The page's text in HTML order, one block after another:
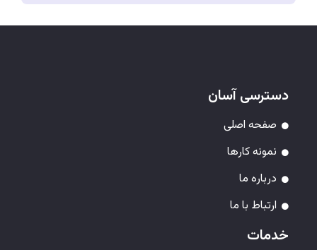
دسترسی آسان
صفحه اصلی
نمونه کارها
درباره ما
ارتباط با ما
خدمات